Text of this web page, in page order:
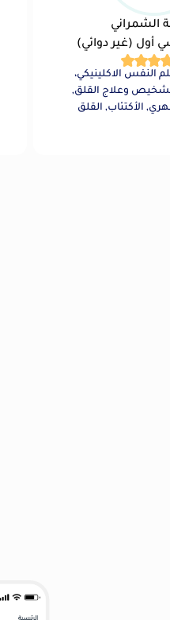
الشمراني
أول (غير دوائي)
النفس الاكلينيكي،
وعلاج القلق,
الأكتئاب, القلق